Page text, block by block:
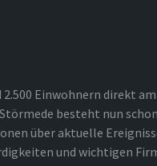
Einwohnern direkt
besteht nun
über aktuelle
und wichtigen